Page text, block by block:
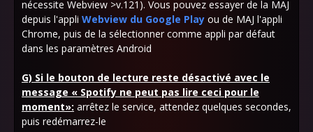
nécessite Webview >v.121). Vous pouvez essayer de la MAJ
depuis l'appli Webview du Google Play ou de MAJ l'appli
Chrome, puis de la sélectionner comme appli par défaut
dans les paramètres Android
G) Si le bouton de lecture reste désactivé avec le
message « Spotify ne peut pas lire ceci pour le
moment»: arrêtez le service, attendez quelques secondes,
puis redémarrez-le